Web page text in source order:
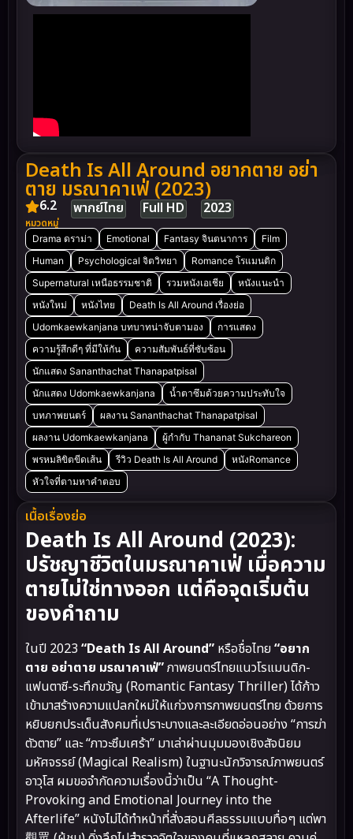
Death Is All Around อยากตาย อย่า
ตาย มรณาคาเฟ่ (2023)
6.2 พากย์ไทย Full HD 2023
หมวดหมู่
Drama ดราม่า Emotional Fantasy จินตนาการ
Film
Human
Psychological จิตวิทยา
Romance โรแมนติก
Supernatural เหนือธรรมชาติ
รวมหนังเอเชีย
หนังแนะนำ
หนังใหม่
หนังไทย
Death Is All Around เรื่องย่อ
Udomkaewkanjana บทบาทน่าจับตามอง
การแสดง
ความรู้สึกดีๆ ที่มีให้กัน
ความสัมพันธ์ที่ซับซ้อน
นักแสดง Sananthachat Thanapatpisal
นักแสดง Udomkaewkanjana
น้ำตาซึมด้วยความประทับใจ
บทภาพยนตร์
ผลงาน Sananthachat Thanapatpisal
ผลงาน Udomkaewkanjana
ผู้กำกับ Thananat Sukchareon
พรหมลิขิตขีดเส้น
รีวิว Death Is All Around
หนังRomance
หัวใจที่ตามหาคำตอบ
เนื้อเรื่องย่อ
Death Is All Around (2023):
ปรัชญาชีวิตในมรณาคาเฟ่ เมื่อความ
ตายไม่ใช่ทางออก แต่คือจุดเริ่มต้น
ของคำถาม
ในปี 2023 “Death Is All Around” หรือชื่อไทย“อยาก
ตาย อย่าตาย มรณาคาเฟ่”ภาพยนตร์ไทยแนวโรแมนติก-
แฟนตาซี-ระทึกขวัญ (Romantic Fantasy Thriller) ได้ก้าว
เข้ามาสร้างความแปลกใหม่ให้แก่วงการภาพยนตร์ไทย ด้วยการ
หยิบยกประเด็นสังคมที่เปราะบางและละเอียดอ่อนอย่าง “การฆ่า
ตัวตาย” และ “ภาวะซึมเศร้า” มาเล่าผ่านมุมมองเชิงสัจนิยม
มหัศจรรย์ (Magical Realism) ในฐานะนักวิจารณ์ภาพยนตร์
อาวุโส ผมขอจำกัดความเรื่องนี้ว่าเป็น “A Thought-
Provoking and Emotional Journey into the
Afterlife” หนังไม่ได้ทำหน้าที่สั่งสอนศีลธรรมแบบทื่อๆ แต่พา